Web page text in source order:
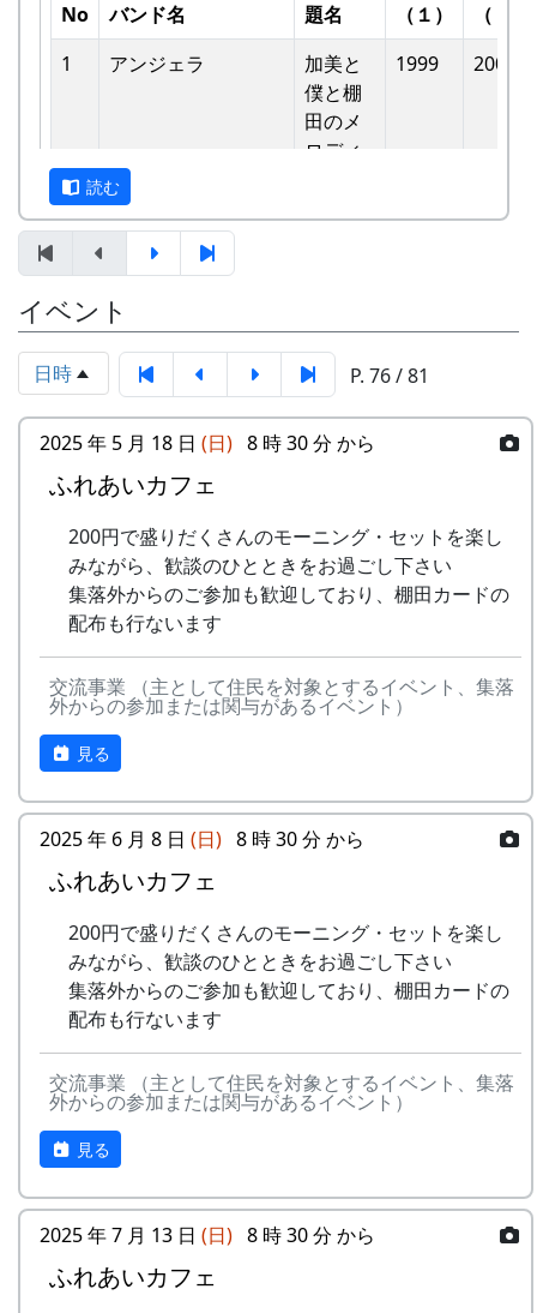
田んぼの真ん中で山積みの卵の箱を受け取り、バ
ンドメンバーで分けて持って帰ろうとしてたら、
他のバンドに目茶苦茶うらやましがられたのを覚
しばらくメンバーのお家では、おいしい“たまご
かけごはん”や“卵料理”を味わうことができ、「音
楽やっててよかったなあ」と思った瞬間でした
～。 (ポン四郎）
棚田のイネに
里山の自然と暮らしを守ろうと、全国に棚田オー
ナー制度というのがあります。
ある都会の若者が、棚田で田植えをして地元の人
に管理してもらい、収穫を楽しみに１年を過ごす
姿を想像して詩を書きました。
相棒の“うらめしあ”が曲をつけてくれて、兵庫県
のとある棚田コンサート（収穫日に田んぼでライ
ブする企画）でみんなで歌った思い出の楽曲で
す。（ポン四郎）
水と太陽の国で
稲刈りの日、田んぼでオリジナル曲を披露・演奏
する棚田コンサート。
5
棚⽥のイネに
メシアとポン四郎
バンド
メシアとポン四郎
バンド
7
棚⽥の⾵
この町で
10
帰ってきたよ
H CORPORATION
11
帰郷〜2000〜9⽉吉
⽇
三畳⼀間
14
静かに時は…
H CORPORATION
15
⽔と太陽の国で
16
収穫の秋に
⽉ーアカリ
17
棚⽥のステージへ
2000年 加美町〜棚⽥の秋〜 穫れたての
うた
No 歌
1
ふるさと加美の
⾥へ
メシアとポン四郎バン
ド
2
加美の⾥か
ら'98
3 永遠の⾥
すぱ
4
5
なんとなく聴く
うた
リアルキャンディーズ
6 あしたは帰ろう
No バンド名 題名
（１）
（２）
1
アンジェラ
加美と
僕と棚
⽥のメ
ロディ
1999 2002
- アンジェラ
⽥の中
- アンジェラ
⾵
- アンジェラ
棚⽥の
ステー
ジへ
1999
- アンジェラ
2
グリーンマウンテン
ボーイズ
歌おう
みんな
1999
-
グリーンマウンテン
ボーイズ
あした
は帰ろ
2000
ボーイズ
ってい
る
3 ⽉ーアカリ
ンド・
フォー
エバー
- ⽉ーアカリ
収穫の
秋に
1999 2001
4
H CORPORATION
(II)
- H CORPORATION
帰って
読む
イベント
日時 P. 76 / 81
2025 年 5 月 18 日 (日) 8 時 30 分 から
ふれあいカフェ
200円で盛りだくさんのモーニング・セットを楽し
みながら、歓談のひとときをお過ごし下さい
集落外からのご参加も歓迎しており、棚田カードの
配布も行ないます
交流事業 （主として住民を対象とするイベント、集落
外からの参加または関与があるイベント）
見る
2025 年 6 月 8 日 (日) 8 時 30 分 から
ふれあいカフェ
200円で盛りだくさんのモーニング・セットを楽し
みながら、歓談のひとときをお過ごし下さい
集落外からのご参加も歓迎しており、棚田カードの
配布も行ないます
交流事業 （主として住民を対象とするイベント、集落
外からの参加または関与があるイベント）
見る
2025 年 7 月 13 日 (日) 8 時 30 分 から
ふれあいカフェ